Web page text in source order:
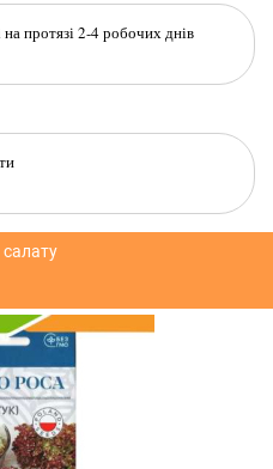
на протязі 2-4 робочих днів
салату